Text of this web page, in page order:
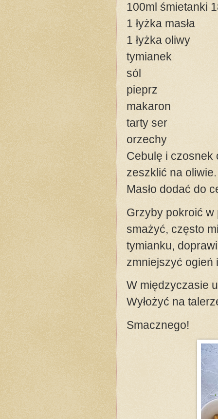
100ml śmietanki
1 łyżka masła
1 łyżka oliwy
tymianek
sól
pieprz
makaron
tarty ser
orzechy
Cebulę i czosnek
zeszklić na
Masło dodać do
Grzyby pokroić w
smażyć, często
tymianku,
zmniejszyć ogień
W międzyczasie
Wyłożyć na
Smacznego!